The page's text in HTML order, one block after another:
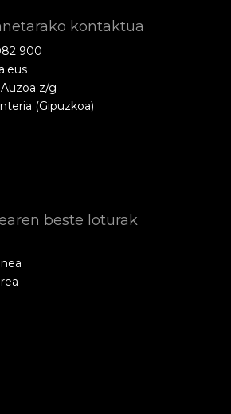
kontaktua
900
z/g
(Gipuzkoa)
beste loturak